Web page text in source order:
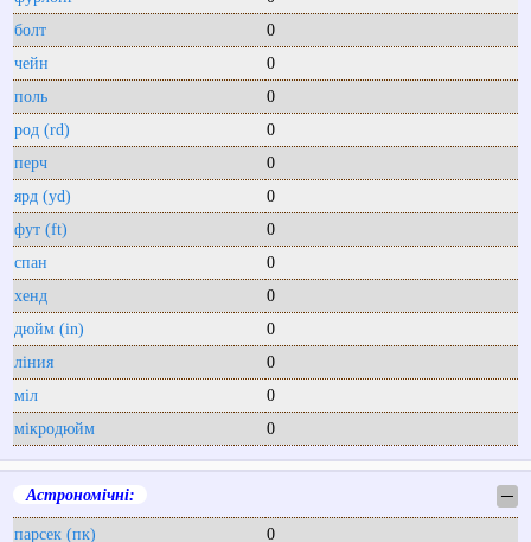
болт
0
чейн
0
поль
0
род (rd)
0
перч
0
ярд (yd)
0
фут (ft)
0
спан
0
хенд
0
дюйм (in)
0
ліния
0
міл
0
мікродюйм
0
Астрономічні: ─
парсек (пк)
0